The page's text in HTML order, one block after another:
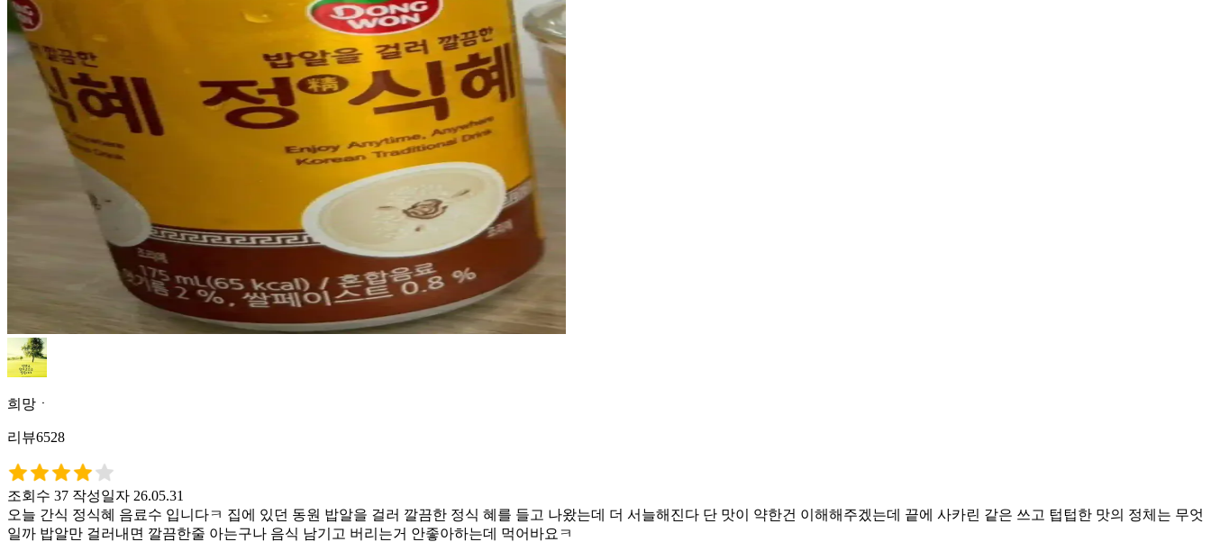
희망ㆍ
리뷰6528
조회수 37 작성일자 26.05.31
오늘 간식 정식혜 음료수 입니다ㅋ 집에 있던 동원 밥알을 걸러 깔끔한 정식 혜를 들고 나왔는데 더 서늘해진다 단 맛이 약한건 이해해주겠는데 끝에 사카린 같은 쓰고 텁텁한 맛의 정체는 무엇
일까 밥알만 걸러내면 깔끔한줄 아는구나 음식 남기고 버리는거 안좋아하는데 먹어바요ㅋ